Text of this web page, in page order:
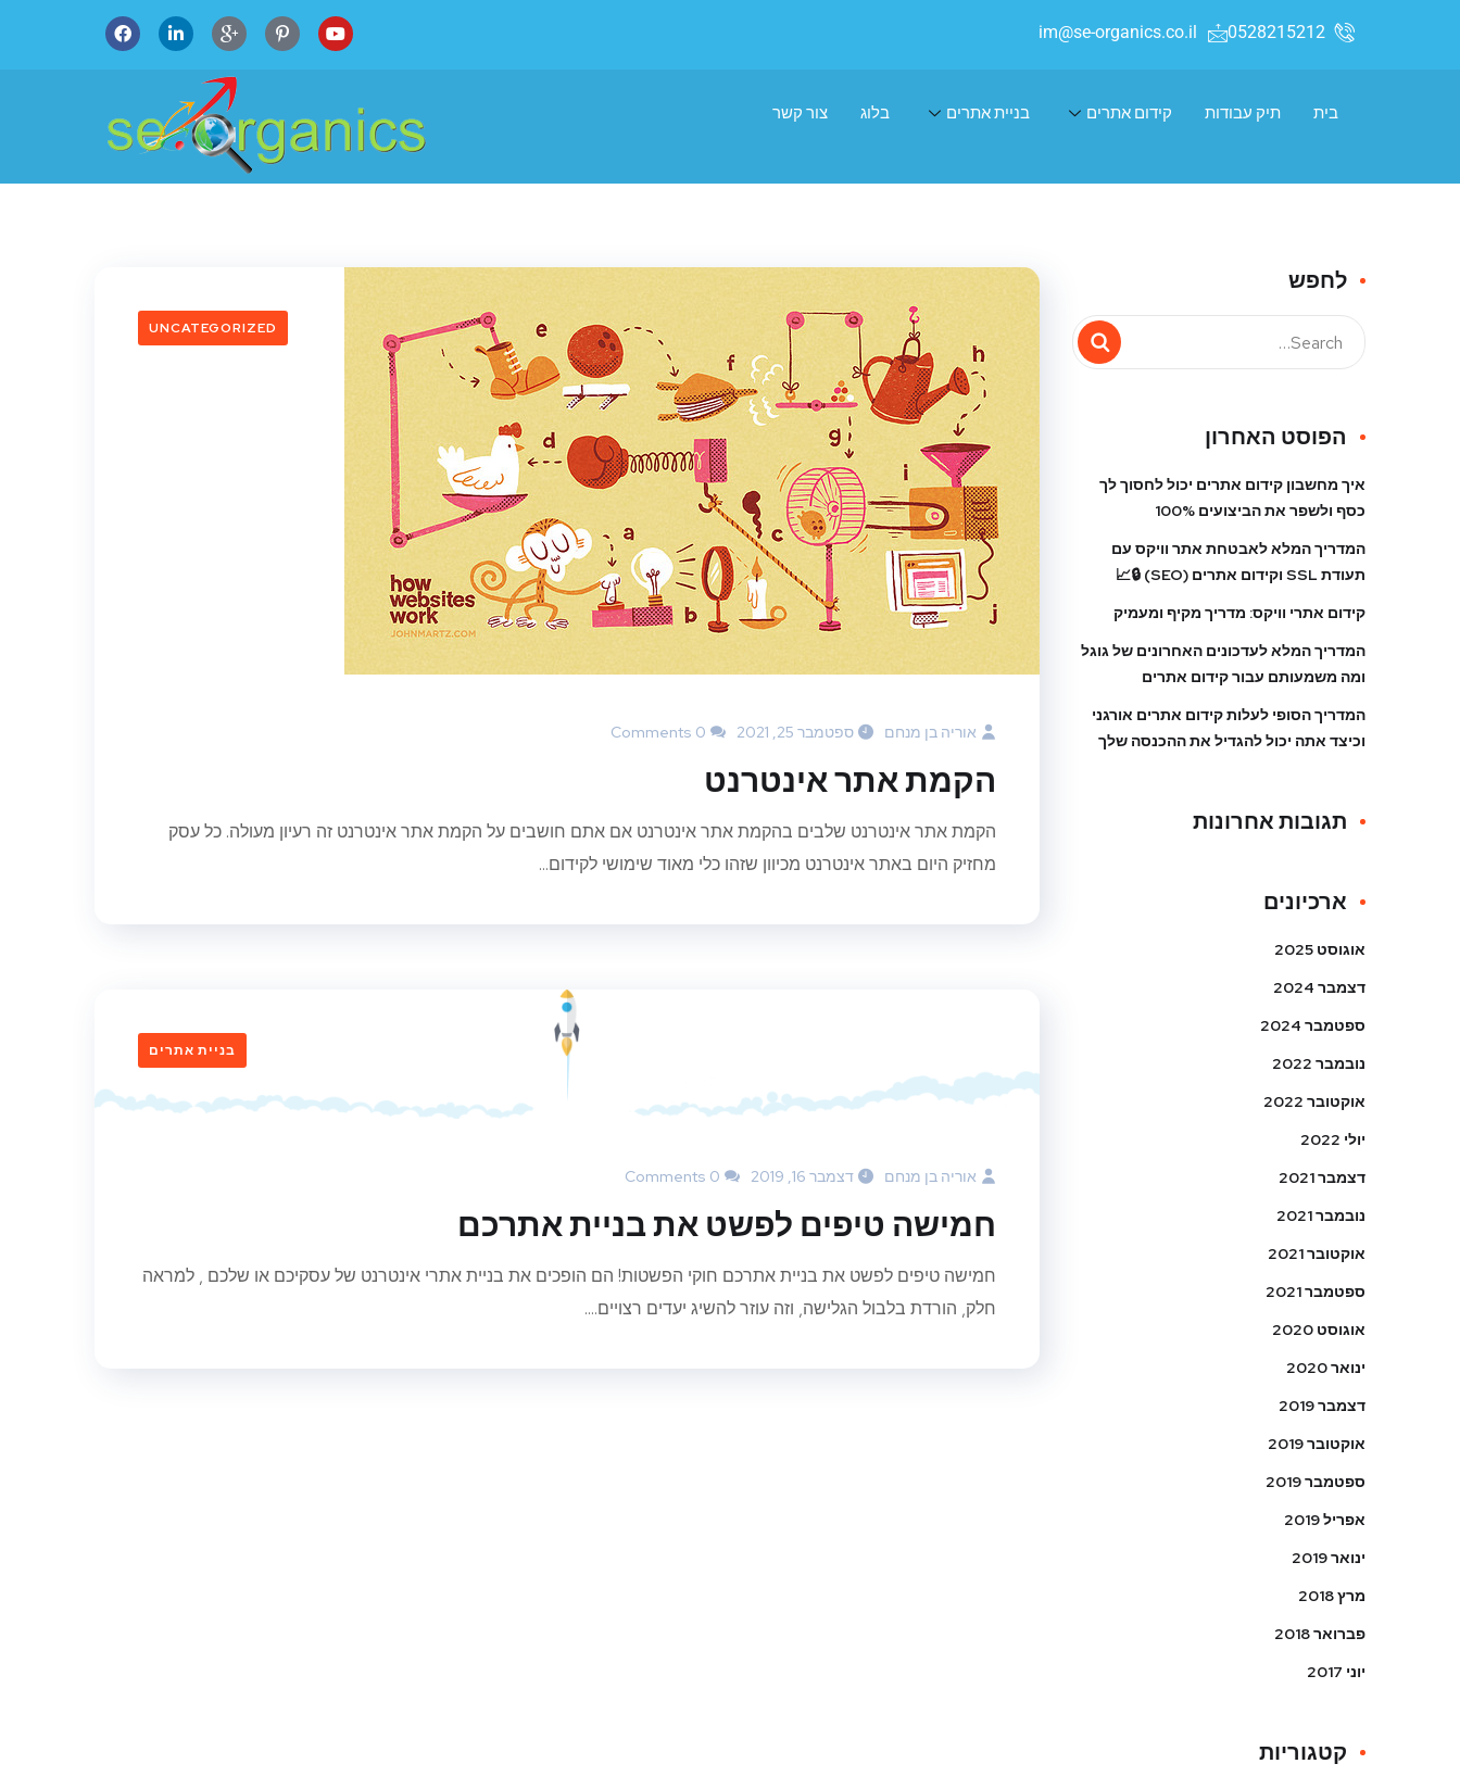
0528215212
im@se-organics.co.il
בית תיק עבודות קידום אתרים בניית אתרים בלוג צור קשר
UNCATEGORIZED
אוריה בן מנחם ספטמבר 25, 2021 0 Comments
הקמת אתר אינטרנט
הקמת אתר אינטרנט שלבים בהקמת אתר אינטרנט אם אתם חושבים על הקמת אתר אינטרנט זה רעיון מעולה. כל עסק
מחזיק היום באתר אינטרנט מכיוון שזהו כלי מאוד שימושי לקידום...
בניית אתרים
אוריה בן מנחם דצמבר 16, 2019 0 Comments
חמישה טיפים לפשט את בניית אתרכם
חמישה טיפים לפשט את בניית אתרכם חוקי הפשטות! הם הופכים את בניית אתרי אינטרנט של עסקיכם או שלכם , למראה
חלק, הורדת בלבול הגלישה, וזה עוזר להשיג יעדים רצויים....
לחפש
הפוסט האחרון
איך מחשבון קידום אתרים יכול לחסוך לך
כסף ולשפר את הביצועים 100%
המדריך המלא לאבטחת אתר וויקס עם
תעודת SSL וקידום אתרים (SEO) 🔒📈
קידום אתרי וויקס: מדריך מקיף ומעמיק
המדריך המלא לעדכונים האחרונים של גוגל
ומה משמעותם עבור קידום אתרים
המדריך הסופי לעלות קידום אתרים אורגני
וכיצד אתה יכול להגדיל את ההכנסה שלך
תגובות אחרונות
ארכיונים
אוגוסט 2025
דצמבר 2024
ספטמבר 2024
נובמבר 2022
אוקטובר 2022
יולי 2022
דצמבר 2021
נובמבר 2021
אוקטובר 2021
ספטמבר 2021
אוגוסט 2020
ינואר 2020
דצמבר 2019
אוקטובר 2019
ספטמבר 2019
אפריל 2019
ינואר 2019
מרץ 2018
פברואר 2018
יוני 2017
קטגוריות